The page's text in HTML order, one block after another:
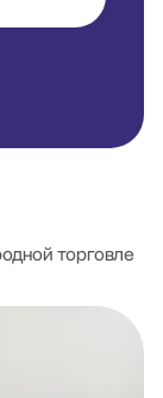
торговле